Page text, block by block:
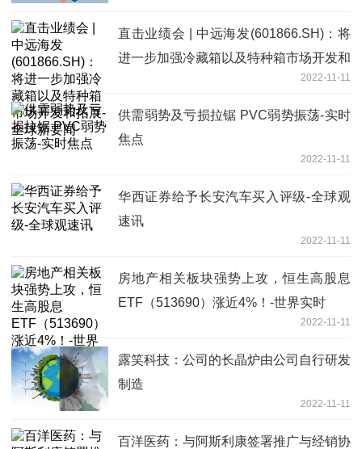
直击业绩会 | 中远海发(601866.SH)：将
进一步加强冷藏箱以及特种箱市场开发和
2022-11-11
供需弱势及亏损拉锯 PVC弱势振荡-实时
焦点
2022-11-11
华西证券给予长安汽车买入评级-全球观
速讯
2022-11-11
房地产相关板块强势上攻，恒生高股息
ETF（513690）涨近4%！-世界实时
2022-11-11
露笑科技：公司的长晶炉由公司自行研发
制造
2022-11-11
百洋医药：与阿斯利康签署推广与经销协